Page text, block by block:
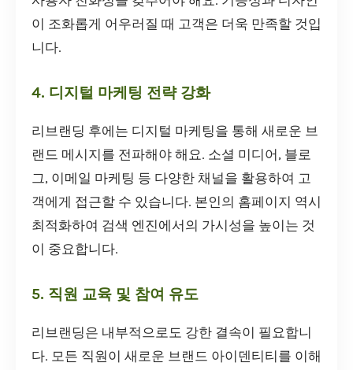
이 조화롭게 어우러질 때 고객은 더욱 만족할 것입
니다.
4. 디지털 마케팅 전략 강화
리브랜딩 후에는 디지털 마케팅을 통해 새로운 브
랜드 메시지를 전파해야 해요. 소셜 미디어, 블로
그, 이메일 마케팅 등 다양한 채널을 활용하여 고
객에게 접근할 수 있습니다. 본인의 홈페이지 역시
최적화하여 검색 엔진에서의 가시성을 높이는 것
이 중요합니다.
5. 직원 교육 및 참여 유도
리브랜딩은 내부적으로도 강한 결속이 필요합니
다. 모든 직원이 새로운 브랜드 아이덴티티를 이해